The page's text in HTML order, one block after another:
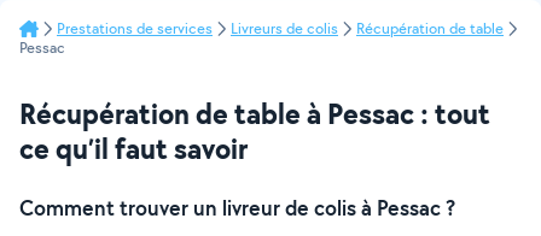
Prestations de services Livreurs de colis
Récupération de table
Pessac
Récupération de table à Pessac : tout
ce qu’il faut savoir
Comment trouver un livreur de colis à Pessac ?